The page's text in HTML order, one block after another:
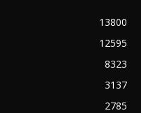
13800
12595
8323
3137
2785